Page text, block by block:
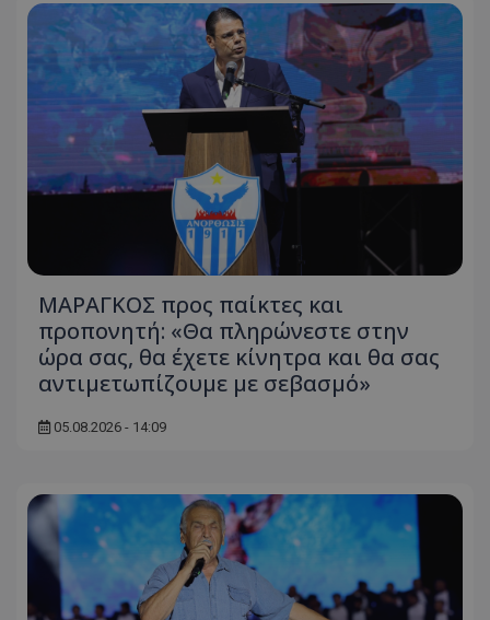
ΜΑΡΑΓΚΟΣ προς παίκτες και
προπονητή: «Θα πληρώνεστε στην
ώρα σας, θα έχετε κίνητρα και θα σας
αντιμετωπίζουμε με σεβασμό»
05.08.2026 - 14:09